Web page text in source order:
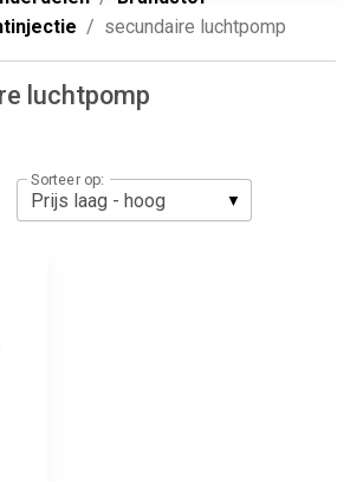
secundaire luchtpomp
luchtpomp
Sorteer op: